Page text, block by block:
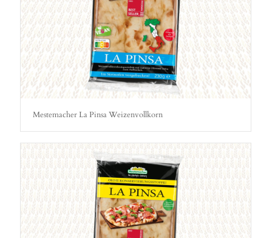
Mestemacher La Pinsa Weizenvollkorn